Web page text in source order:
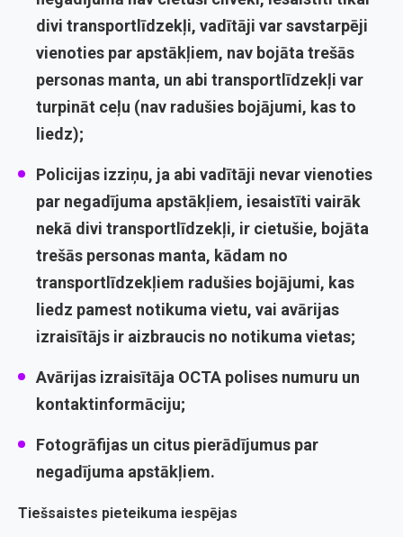
divi transportlīdzekļi, vadītāji var savstarpēji
vienoties par apstākļiem, nav bojāta trešās
personas manta, un abi transportlīdzekļi var
turpināt ceļu (nav radušies bojājumi, kas to
liedz);
Policijas izziņu, ja abi vadītāji nevar vienoties
par negadījuma apstākļiem, iesaistīti vairāk
nekā divi transportlīdzekļi, ir cietušie, bojāta
trešās personas manta, kādam no
transportlīdzekļiem radušies bojājumi, kas
liedz pamest notikuma vietu, vai avārijas
izraisītājs ir aizbraucis no notikuma vietas;
Avārijas izraisītāja OCTA polises numuru un
kontaktinformāciju;
Fotogrāfijas un citus pierādījumus par
negadījuma apstākļiem.
Tiešsaistes pieteikuma iespējas